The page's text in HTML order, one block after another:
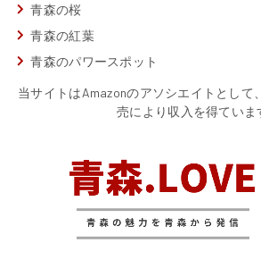
青森の桜
青森の紅葉
青森のパワースポット
当サイトはAmazonのアソシエイトとして
売により収入を得ていま